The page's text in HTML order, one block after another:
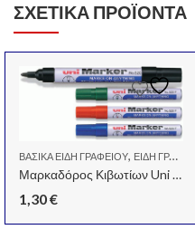
ΣΧΕΤΙΚΆ ΠΡΟΪΌΝΤΑ
ΒΑΣΙΚΆ ΕΊΔΗ ΓΡΑΦΕΊΟΥ, ΕΊΔΗ ΓΡΑΦΕΊΟΥ
Μαρκαδόρος Κιβωτίων Uni Ball N520F Μάυρο
1,30€